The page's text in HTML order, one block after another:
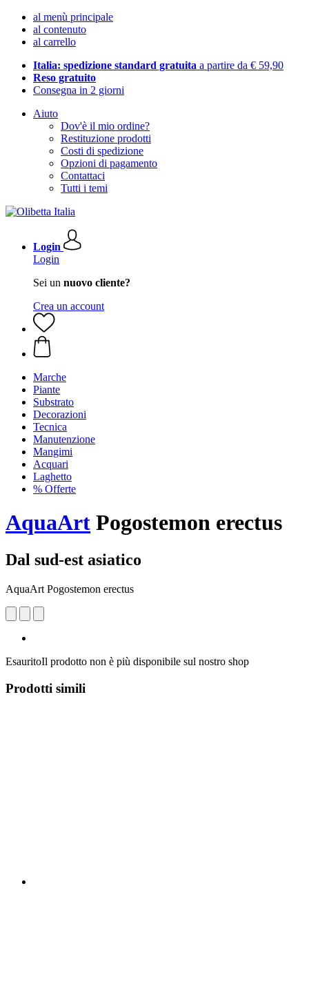
al menù principale
al contenuto
al carrello
Italia: spedizione standard gratuita a partire da € 59,90
Reso gratuito
Consegna in 2 giorni
Aiuto
Dov'è il mio ordine?
Restituzione prodotti
Costi di spedizione
Opzioni di pagamento
Contattaci
Tutti i temi
Login
Login
Sei un nuovo cliente?
Crea un account
Marche
Piante
Substrato
Decorazioni
Tecnica
Manutenzione
Mangimi
Acquari
Laghetto
% Offerte
AquaArt Pogostemon erectus
Dal sud-est asiatico
AquaArt Pogostemon erectus
EsauritoIl prodotto non è più disponibile sul nostro shop
Prodotti simili